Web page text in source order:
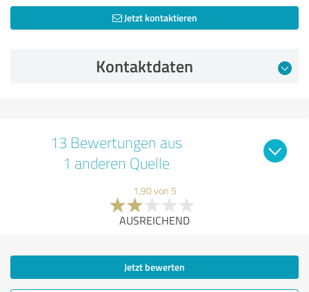
Jetzt kontaktieren
Kontaktdaten
13 Bewertungen aus
1 anderen Quelle
1,90 von 5
AUSREICHEND
Jetzt bewerten